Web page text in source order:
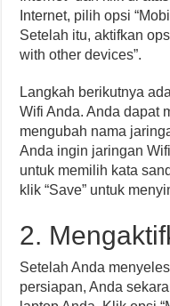
Internet, pilih opsi
Setelah itu, aktifkan
with other devices”.
Langkah berikutnya
Wifi Anda. Anda dapat
mengubah nama
Anda ingin jaringan
untuk memilih kata
klik “Save” untuk
2.
Setelah Anda
persiapan, Anda